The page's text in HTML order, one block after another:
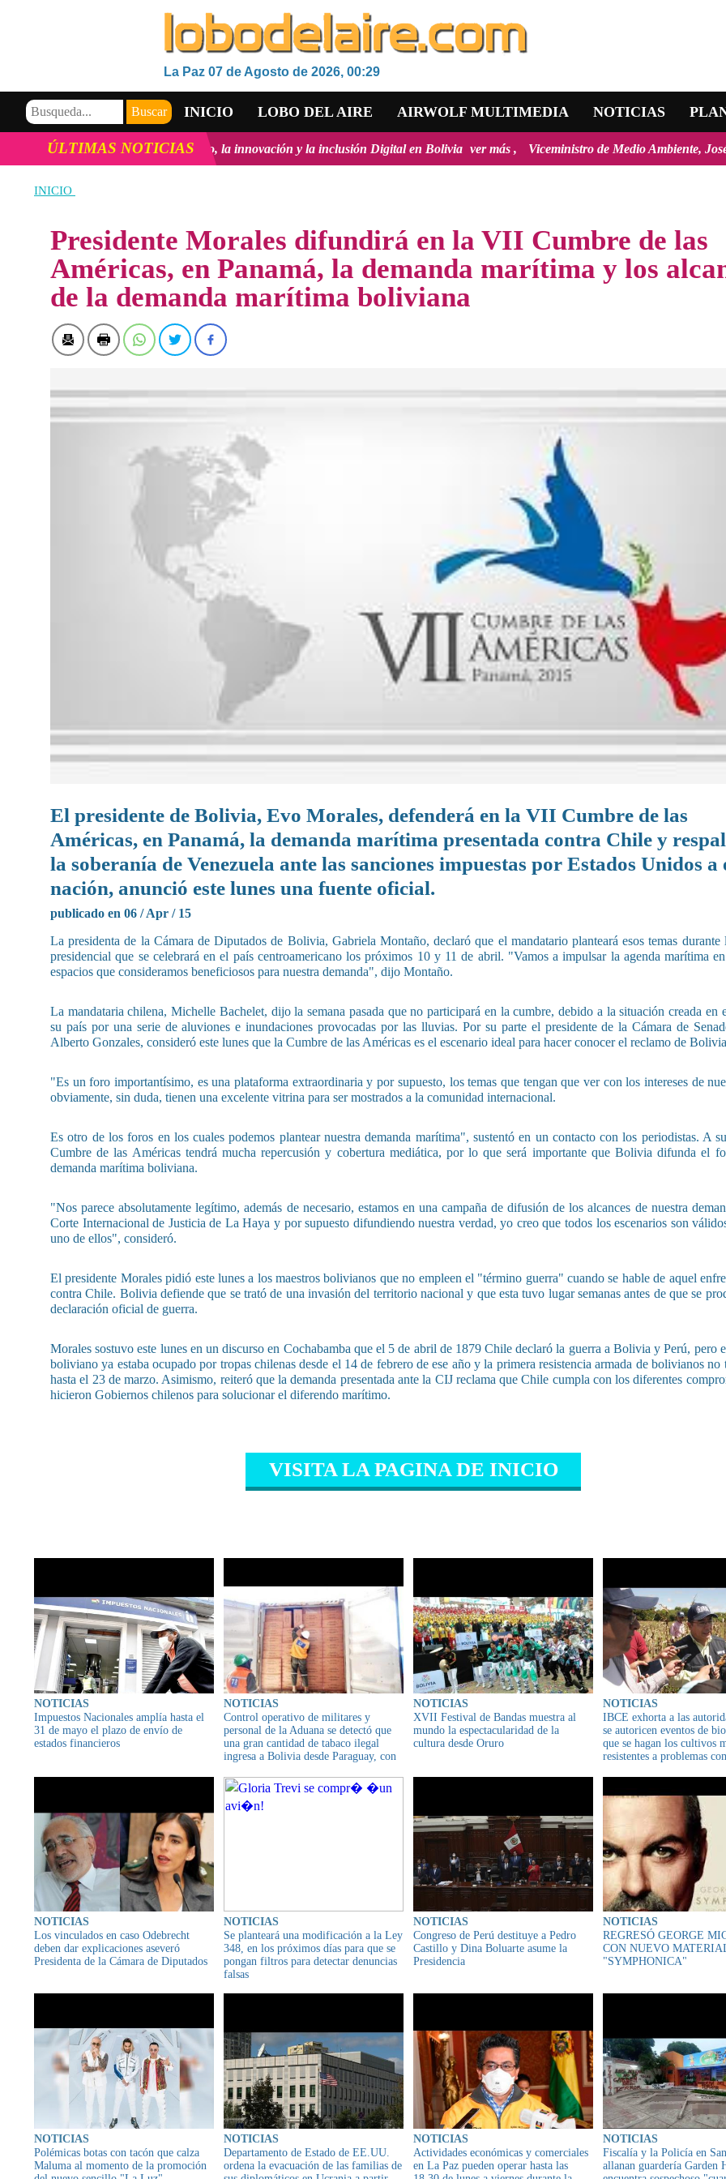
La Paz 07 de Agosto de 2026, 00:29
INICIO LOBO DEL AIRE AIRWOLF MULTIMEDIA NOTICIAS
VIDEOS
ÚLTIMAS NOTICIAS
el Desarrollo Tecnológico, la innovación y la inclusión Digital en Bolivia ver más Viceministro de Medio Ambiente, José Ernesto
INICIO
Presidente Morales difundirá en la VII Cumbre de las
Américas, en Panamá, la demanda marítima y los
de la demanda marítima boliviana
El presidente de Bolivia, Evo Morales, defenderá en la VII Cumbre de las
Américas, en Panamá, la demanda marítima presentada contra Chile y
la soberanía de Venezuela ante las sanciones impuestas por Estados Unidos a
nación, anunció este lunes una fuente oficial.
publicado en 06 / Apr / 15
La presidenta de la Cámara de Diputados de Bolivia, Gabriela Montaño, declaró que el mandatario planteará esos temas durante
presidencial que se celebrará en el país centroamericano los próximos 10 y 11 de abril. "Vamos a impulsar la agenda marítima
espacios que consideramos beneficiosos para nuestra demanda", dijo Montaño.
La mandataria chilena, Michelle Bachelet, dijo la semana pasada que no participará en la cumbre, debido a la situación creada en
su país por una serie de aluviones e inundaciones provocadas por las lluvias. Por su parte el presidente de la Cámara de
Alberto Gonzales, consideró este lunes que la Cumbre de las Américas es el escenario ideal para hacer conocer el reclamo de
"Es un foro importantísimo, es una plataforma extraordinaria y por supuesto, los temas que tengan que ver con los intereses de
obviamente, sin duda, tienen una excelente vitrina para ser mostrados a la comunidad internacional.
Es otro de los foros en los cuales podemos plantear nuestra demanda marítima", sustentó en un contacto con los periodistas. A
Cumbre de las Américas tendrá mucha repercusión y cobertura mediática, por lo que será importante que Bolivia difunda el
demanda marítima boliviana.
"Nos parece absolutamente legítimo, además de necesario, estamos en una campaña de difusión de los alcances de nuestra
Corte Internacional de Justicia de La Haya y por supuesto difundiendo nuestra verdad, yo creo que todos los escenarios son
uno de ellos", consideró.
El presidente Morales pidió este lunes a los maestros bolivianos que no empleen el "término guerra" cuando se hable de aquel
contra Chile. Bolivia defiende que se trató de una invasión del territorio nacional y que esta tuvo lugar semanas antes de que se
declaración oficial de guerra.
Morales sostuvo este lunes en un discurso en Cochabamba que el 5 de abril de 1879 Chile declaró la guerra a Bolivia y Perú, pero
boliviano ya estaba ocupado por tropas chilenas desde el 14 de febrero de ese año y la primera resistencia armada de bolivianos no
hasta el 23 de marzo. Asimismo, reiteró que la demanda presentada ante la CIJ reclama que Chile cumpla con los diferentes
hicieron Gobiernos chilenos para solucionar el diferendo marítimo.
VISITA LA PAGINA DE INICIO
NOTICIAS
Impuestos Nacionales amplía hasta el
31 de mayo el plazo de envío de
estados financieros
NOTICIAS
Control operativo de militares y
personal de la Aduana se detectó que
una gran cantidad de tabaco ilegal
ingresa a Bolivia desde Paraguay, con
NOTICIAS
XVII Festival de Bandas muestra al
mundo la espectacularidad de la
cultura desde Oruro
NOTICIAS
IBCE exhorta a las
se autoricen eventos de
que se hagan los cultivos
resistentes a problemas
NOTICIAS
Los vinculados en caso Odebrecht
deben dar explicaciones aseveró
Presidenta de la Cámara de Diputados
NOTICIAS
Se planteará una modificación a la Ley
348, en los próximos días para que se
pongan filtros para detectar denuncias
falsas
NOTICIAS
Congreso de Perú destituye a Pedro
Castillo y Dina Boluarte asume la
Presidencia
NOTICIAS
REGRESÓ GEORGE
CON NUEVO
"SYMPHONICA"
NOTICIAS
Polémicas botas con tacón que calza
Maluma al momento de la promoción
NOTICIAS
Departamento de Estado de EE.UU.
ordena la evacuación de las familias de
NOTICIAS
Actividades económicas y comerciales
en La Paz pueden operar hasta las
NOTICIAS
Fiscalía y la Policía en
allanan guardería Garden